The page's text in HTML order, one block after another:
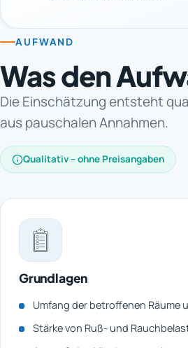
AUFWAND
Was den
Die Einschätzung entsteht
aus pauschalen Annahmen.
Qualitativ – ohne Preisangaben
Grundlagen
Umfang der betroffenen Räume
Stärke von Ruß- und